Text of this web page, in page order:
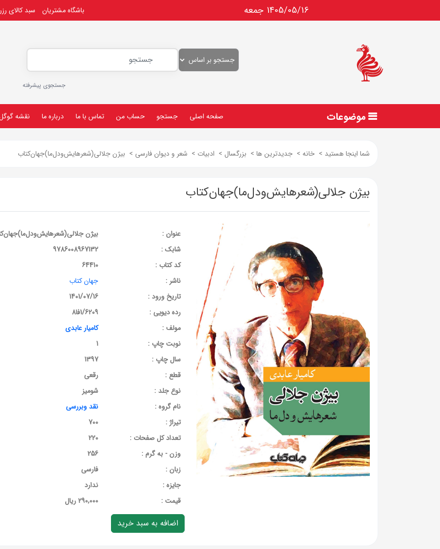
1405/05/16 جمعه باشگاه مشتریان سبد کالای
جستجوی پیشرفته
موضوعات صفحه اصلی جستجو حساب من تماس با ما درباره ما نقشه
شما اینجا هستید > خانه > جدیدترین ها > بزرگسال > ادبیات > شعر و دیوان فارسی > بیژن جلالی(شعرهایش‌ودل‌ما)جهان‌کتاب
بیژن جلالی(شعرهایش‌ودل‌ما)جهان‌کتاب
عنوان :
بیژن
شابک :
9786008967132
کد کتاب :
64410
ناشر :
جهان کتاب
تاریخ ورود :
1401/07/16
رده دیویی :
1/6209فا8
مولف :
کامیار عابدی
نوبت چاپ :
1
سال چاپ :
1397
قطع :
رقعی
نوع جلد :
شومیز
نام گروه :
نقد وبررسی
تیراژ :
700
تعداد کل صفحات :
220
وزن - به گرم :
256
زبان :
فارسی
جایزه :
ندارد
قيمت :
290,000 ریال